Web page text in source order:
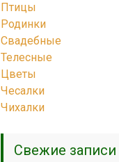
Птицы
Родинки
Свадебные
Телесные
Цветы
Чесалки
Чихалки
Свежие записи